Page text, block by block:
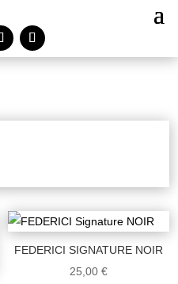
FEDERICI SIGNATURE NOIR
25,00 €